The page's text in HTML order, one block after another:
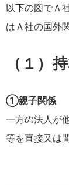
以下の図でＡ
はＡ社の国外
（１）
①親子関係
一方の法人が
等を直接又は